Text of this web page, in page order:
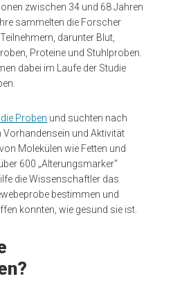
zwischen 34 und 68 Jahren
sammelten die Forscher
darunter Blut,
Proteine und Stuhlproben.
dabei im Laufe der Studie
Proben und suchten nach
und Aktivität
Molekülen wie Fetten und
600 „Alterungsmarker“
die Wissenschaftler das
bestimmen und
konnten, wie gesund sie ist.